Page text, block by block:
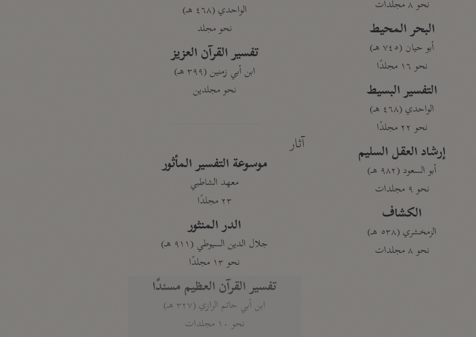
نحو ٨ مجلدات
البحر المحيط
أبو حيان (٧٤٥ هـ)
نحو ١٦ مجلدًا
التفسير البسيط
الواحدي (٤٦٨ هـ)
نحو ٢٢ مجلدًا
إرشاد العقل السليم
أبو السعود (٩٨٢ هـ)
نحو ٩ مجلدات
الكشاف
الزمخشري (٥٣٨ هـ)
نحو ٨ مجلدات
الواحدي (٤٦٨ هـ)
نحو مجلد
تفسير القرآن العزيز
ابن أبي زمنين (٣٩٩ هـ)
نحو مجلدين
آثار
موسوعة التفسير المأثور
معهد الشاطبي
٢٣ مجلدًا
الدر المنثور
جلال الدين السيوطي (٩١١ هـ)
نحو ١٣ مجلدًا
تفسير القرآن العظيم مسندًا
ابن أبي حاتم الرازي (٣٢٧ هـ)
نحو ١٠ مجلدات